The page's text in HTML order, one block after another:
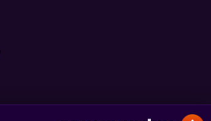
ניידת החלומות › פרק 13